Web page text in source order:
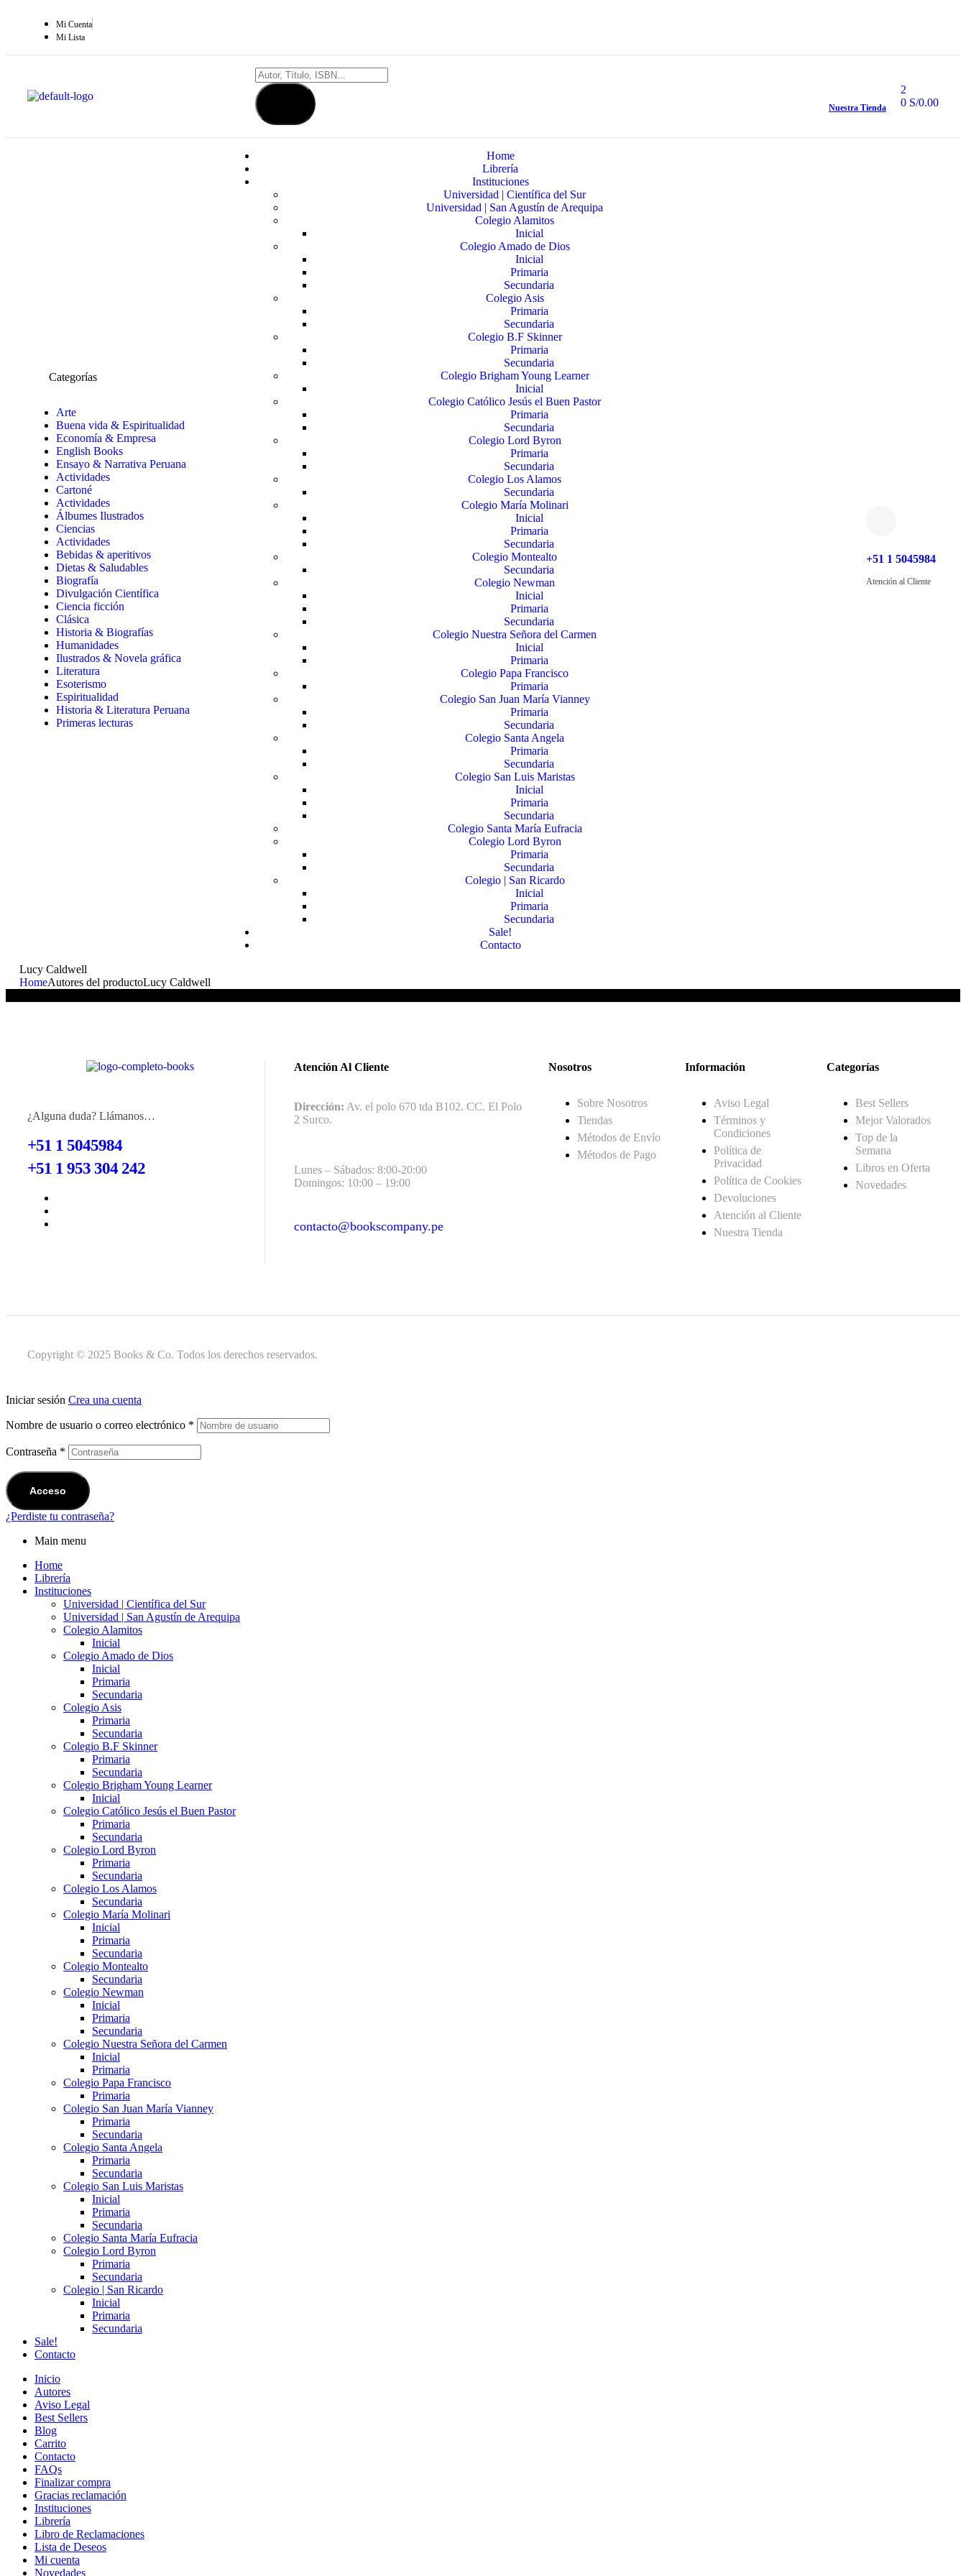
Mi Cuenta
Mi Lista
Nuestra Tienda
2
0 S/0.00
Categorías
Arte
Buena vida & Espiritualidad
Economía & Empresa
English Books
Ensayo & Narrativa Peruana
Actividades
Cartoné
Actividades
Álbumes Ilustrados
Ciencias
Actividades
Bebidas & aperitivos
Dietas & Saludables
Biografía
Divulgación Científica
Ciencia ficción
Clásica
Historia & Biografías
Humanidades
Ilustrados & Novela gráfica
Literatura
Esoterismo
Espiritualidad
Historia & Literatura Peruana
Primeras lecturas
Home
Librería
Instituciones
Universidad | Científica del Sur
Universidad | San Agustín de Arequipa
Colegio Alamitos
Inicial
Colegio Amado de Dios
Inicial
Primaria
Secundaria
Colegio Asis
Primaria
Secundaria
Colegio B.F Skinner
Primaria
Secundaria
Colegio Brigham Young Learner
Inicial
Colegio Católico Jesús el Buen Pastor
Primaria
Secundaria
Colegio Lord Byron
Primaria
Secundaria
Colegio Los Alamos
Secundaria
Colegio María Molinari
Inicial
Primaria
Secundaria
Colegio Montealto
Secundaria
Colegio Newman
Inicial
Primaria
Secundaria
Colegio Nuestra Señora del Carmen
Inicial
Primaria
Colegio Papa Francisco
Primaria
Colegio San Juan María Vianney
Primaria
Secundaria
Colegio Santa Angela
Primaria
Secundaria
Colegio San Luis Maristas
Inicial
Primaria
Secundaria
Colegio Santa María Eufracia
Colegio Lord Byron
Primaria
Secundaria
Colegio | San Ricardo
Inicial
Primaria
Secundaria
Sale!
Contacto
+51 1 5045984
Atención al Cliente
Lucy Caldwell
HomeAutores del productoLucy Caldwell
¿Alguna duda? Llámanos…
+51 1 5045984
+51 1 953 304 242
Atención Al Cliente
Dirección: Av. el polo 670 tda B102. CC. El Polo
2 Surco.
Lunes – Sábados: 8:00-20:00
Domingos: 10:00 – 19:00
contacto@bookscompany.pe
Nosotros
Sobre Nosotros
Tiendas
Métodos de Envío
Métodos de Pago
Información
Aviso Legal
Términos y
Condiciones
Política de
Privacidad
Política de Cookies
Devoluciones
Atención al Cliente
Nuestra Tienda
Categorías
Best Sellers
Mejor Valorados
Top de la
Semana
Libros en Oferta
Novedades
Copyright © 2025 Books & Co. Todos los derechos reservados.
Iniciar sesión Crea una cuenta
Nombre de usuario o correo electrónico *
Contraseña *
Acceso
¿Perdiste tu contraseña?
Main menu
Home
Librería
Instituciones
Universidad | Científica del Sur
Universidad | San Agustín de Arequipa
Colegio Alamitos
Inicial
Colegio Amado de Dios
Inicial
Primaria
Secundaria
Colegio Asis
Primaria
Secundaria
Colegio B.F Skinner
Primaria
Secundaria
Colegio Brigham Young Learner
Inicial
Colegio Católico Jesús el Buen Pastor
Primaria
Secundaria
Colegio Lord Byron
Primaria
Secundaria
Colegio Los Alamos
Secundaria
Colegio María Molinari
Inicial
Primaria
Secundaria
Colegio Montealto
Secundaria
Colegio Newman
Inicial
Primaria
Secundaria
Colegio Nuestra Señora del Carmen
Inicial
Primaria
Colegio Papa Francisco
Primaria
Colegio San Juan María Vianney
Primaria
Secundaria
Colegio Santa Angela
Primaria
Secundaria
Colegio San Luis Maristas
Inicial
Primaria
Secundaria
Colegio Santa María Eufracia
Colegio Lord Byron
Primaria
Secundaria
Colegio | San Ricardo
Inicial
Primaria
Secundaria
Sale!
Contacto
Inicio
Autores
Aviso Legal
Best Sellers
Blog
Carrito
Contacto
FAQs
Finalizar compra
Gracias reclamación
Instituciones
Librería
Libro de Reclamaciones
Lista de Deseos
Mi cuenta
Novedades